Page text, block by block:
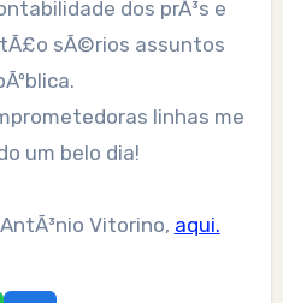
dos prÃ³s e
sÃ©rios assuntos
linhas me
um belo dia!
AntÃ³nio Vitorino, aqui.